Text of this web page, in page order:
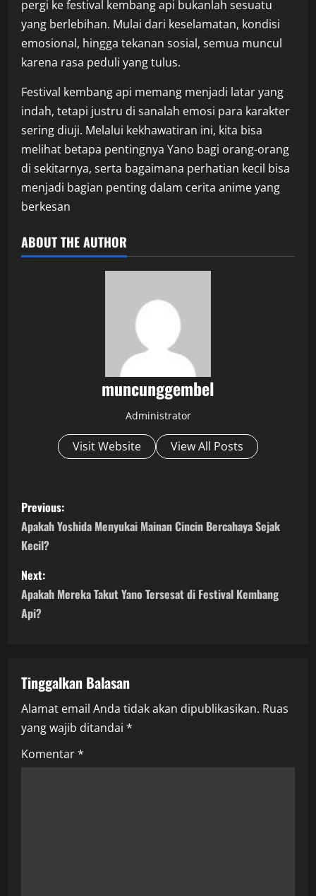
pergi ke festival kembang api bukanlah sesuatu
yang berlebihan. Mulai dari keselamatan, kondisi
emosional, hingga tekanan sosial, semua muncul
karena rasa peduli yang tulus.
Festival kembang api memang menjadi latar yang
indah, tetapi justru di sanalah emosi para karakter
sering diuji. Melalui kekhawatiran ini, kita bisa
melihat betapa pentingnya Yano bagi orang-orang
di sekitarnya, serta bagaimana perhatian kecil bisa
menjadi bagian penting dalam cerita anime yang
berkesan
ABOUT THE AUTHOR
muncunggembel
Administrator
Visit Website View All Posts
P
o
s
t
n
v
i
g
a
Previous:
Apakah Yoshida Menyukai Mainan Cincin Bercahaya Sejak
Kecil?
Next:
Apakah Mereka Takut Yano Tersesat di Festival Kembang
Api?
Tinggalkan Balasan
Alamat email Anda tidak akan dipublikasikan. Ruas
yang wajib ditandai *
Komentar*